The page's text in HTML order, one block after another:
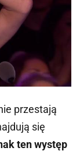
przestają
się
ten występ